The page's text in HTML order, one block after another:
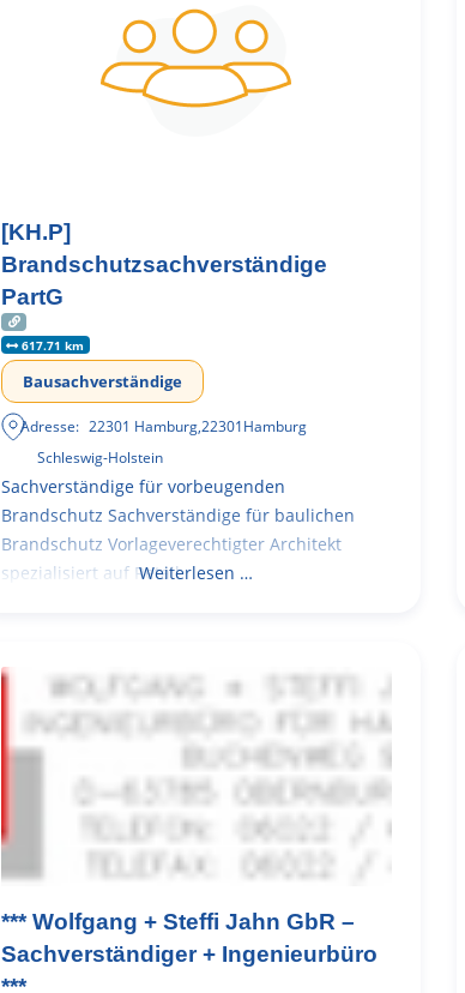
[KH.P]
Brandschutzsachverständige
PartG
617.71 km
Bausachverständige
Adresse: 22301 Hamburg,22301Hamburg
Schleswig-Holstein
Sachverständige für vorbeugenden
Brandschutz Sachverständige für baulichen
Brandschutz Vorlageverechtigter Architekt
spezialisiert auf RetailWeiterlesen …
*** Wolfgang + Steffi Jahn GbR –
Sachverständiger + Ingenieurbüro
***